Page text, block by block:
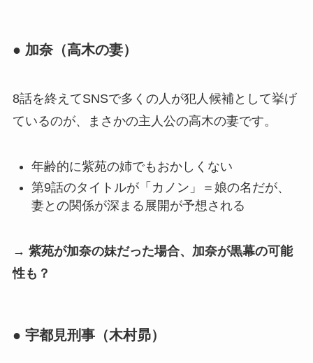
● 加奈（高木の妻）
8話を終えてSNSで多くの人が犯人候補として挙げ
ているのが、まさかの主人公の高木の妻です。
年齢的に紫苑の姉でもおかしくない
第9話のタイトルが「カノン」＝娘の名だが、
妻との関係が深まる展開が予想される
→ 紫苑が加奈の妹だった場合、加奈が黒幕の可能
性も？
● 宇都見刑事（木村昴）